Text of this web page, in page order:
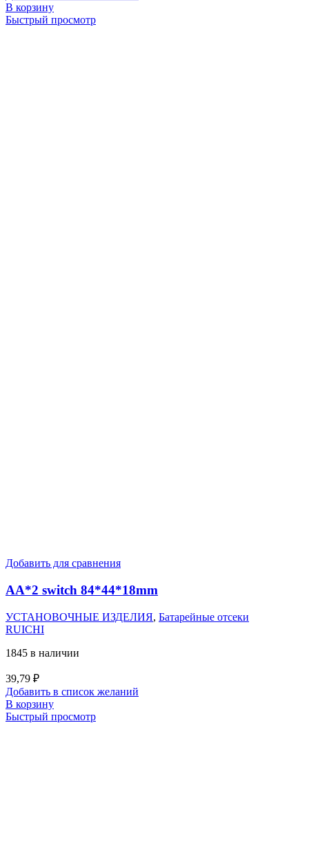
В корзину
Быстрый просмотр
Добавить для сравнения
AA*2 switch 84*44*18mm
УСТАНОВОЧНЫЕ ИЗДЕЛИЯ, Батарейные отсеки
RUICHI
1845 в наличии
39,79 ₽
Добавить в список желаний
В корзину
Быстрый просмотр